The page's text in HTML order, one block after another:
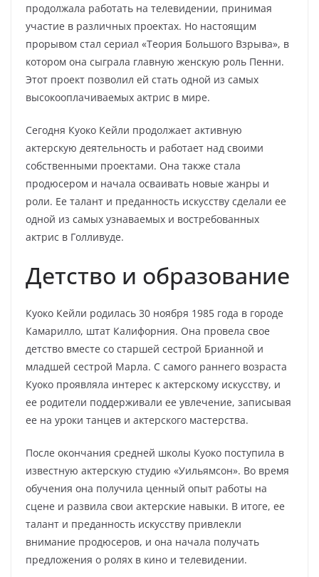
продолжала работать на телевидении, принимая
участие в различных проектах. Но настоящим
прорывом стал сериал «Теория Большого Взрыва», в
котором она сыграла главную женскую роль Пенни.
Этот проект позволил ей стать одной из самых
высокооплачиваемых актрис в мире.
Сегодня Куоко Кейли продолжает активную
актерскую деятельность и работает над своими
собственными проектами. Она также стала
продюсером и начала осваивать новые жанры и
роли. Ее талант и преданность искусству сделали ее
одной из самых узнаваемых и востребованных
актрис в Голливуде.
Детство и образование
Куоко Кейли родилась 30 ноября 1985 года в городе
Камарилло, штат Калифорния. Она провела свое
детство вместе со старшей сестрой Брианной и
младшей сестрой Марла. С самого раннего возраста
Куоко проявляла интерес к актерскому искусству, и
ее родители поддерживали ее увлечение, записывая
ее на уроки танцев и актерского мастерства.
После окончания средней школы Куоко поступила в
известную актерскую студию «Уильямсон». Во время
обучения она получила ценный опыт работы на
сцене и развила свои актерские навыки. В итоге, ее
талант и преданность искусству привлекли
внимание продюсеров, и она начала получать
предложения о ролях в кино и телевидении.